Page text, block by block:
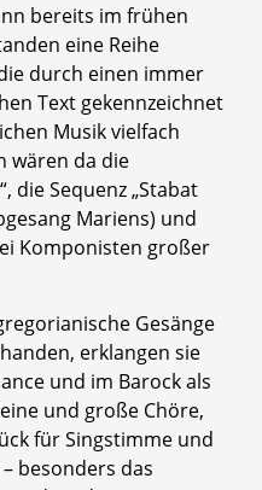
bereits im frühen
eine Reihe
durch einen immer
Text gekennzeichnet
Musik vielfach
wären da die
die Sequenz „Stabat
Mariens) und
Komponisten großer
Gesänge
erklangen sie
und im Barock als
und große Chöre,
für Singstimme und
besonders das